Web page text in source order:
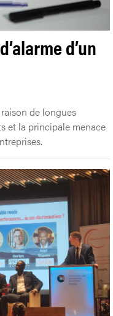
d’un
de longues
et la principale menace